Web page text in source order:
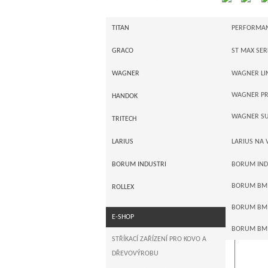
Příslušenství a servis
Stroje
Celkem
TITAN
I-SERIE
POWRTWIN
GRACO ST MAX
GRACO
GRACO
GRACO
WAGNER WAGNER
WAGNER
WAGNER
HANDOK
TRITECH
LARIUS LARIUS NA
LARIUS
LARIUS
BORUM INDUSTRI BORUM
BORUM
BORUM
BORUM
ROLLEX
E-SHOP
STŘÍKACÍ ZAŘÍZENÍ PRO KOVO A
DŘEVOVÝROBU